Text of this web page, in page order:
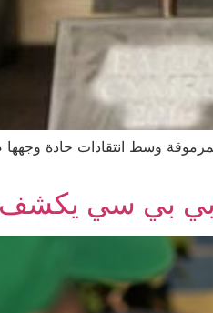
وسط انتقادات حادة
بي سي يكشف